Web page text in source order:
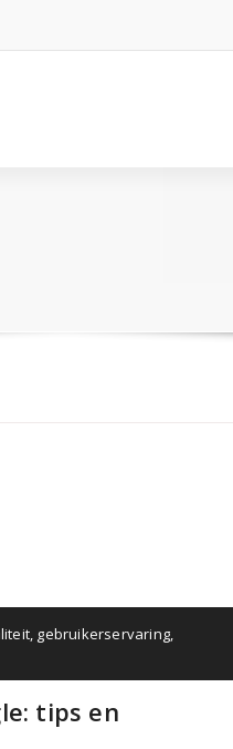
, gebruikerservaring,
tips en